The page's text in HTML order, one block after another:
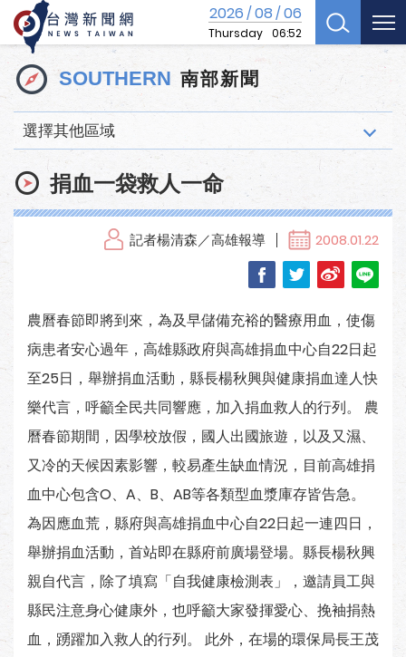
2026/08/06
Thursday 06:52
SOUTHERN 南部新聞
選擇其他區域
捐血一袋救人一命
記者楊清森／高雄報導 2008.01.22
農曆春節即將到來，為及早儲備充裕的醫療用血，使傷
病患者安心過年，高雄縣政府與高雄捐血中心自22日起
至25日，舉辦捐血活動，縣長楊秋興與健康捐血達人快
樂代言，呼籲全民共同響應，加入捐血救人的行列。 農
曆春節期間，因學校放假，國人出國旅遊，以及又濕、
又冷的天候因素影響，較易產生缺血情況，目前高雄捐
血中心包含O、A、B、AB等各類型血漿庫存皆告急。
為因應血荒，縣府與高雄捐血中心自22日起一連四日，
舉辦捐血活動，首站即在縣府前廣場登場。縣長楊秋興
親自代言，除了填寫「自我健康檢測表」，邀請員工與
縣民注意身心健康外，也呼籲大家發揮愛心、挽袖捐熱
血，踴躍加入救人的行列。 此外，在場的環保局長王茂